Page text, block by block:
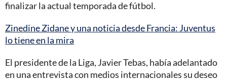
finalizar la actual temporada de fútbol.
Zinedine Zidane y una noticia desde Francia: Juventus
lo tiene en la mira
El presidente de la Liga, Javier Tebas, había adelantado
en una entrevista con medios internacionales su deseo